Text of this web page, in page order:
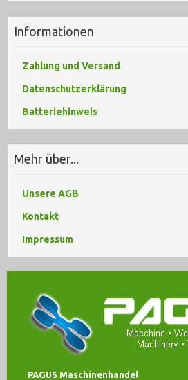
Informationen
Zahlung und Versand
Datenschutzerklärung
Batteriehinweis
Mehr über...
Unsere AGB
Kontakt
Impressum
PAGUS Maschinenhandel